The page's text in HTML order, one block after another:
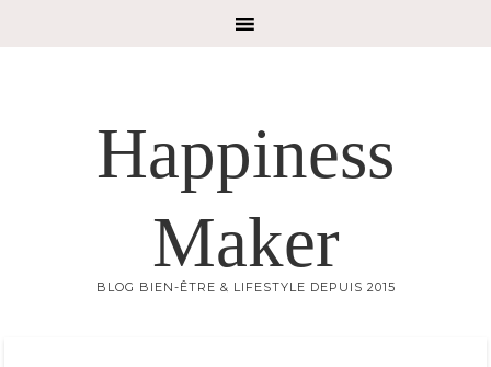
Happiness
Maker
BLOG BIEN-ÊTRE & LIFESTYLE DEPUIS 2015